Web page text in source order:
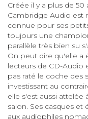
Créée il y a plus de
Cambridge Audio est
connue pour ses
toujours une
parallèle très bien su
On peut dire qu'elle a
lecteurs de CD-Audio
pas raté le coche des
investissant au
elle s'est aussi
salon. Ses casques et
aux audiophiles